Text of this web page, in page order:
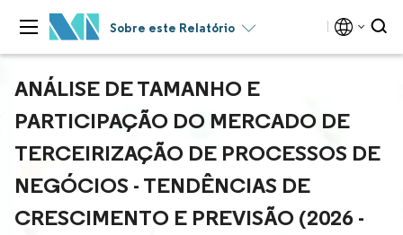
Sobre este Relatório
ANÁLISE DE TAMANHO E
PARTICIPAÇÃO DO MERCADO DE
TERCEIRIZAÇÃO DE PROCESSOS DE
NEGÓCIOS - TENDÊNCIAS DE
CRESCIMENTO E PREVISÃO (2026 -